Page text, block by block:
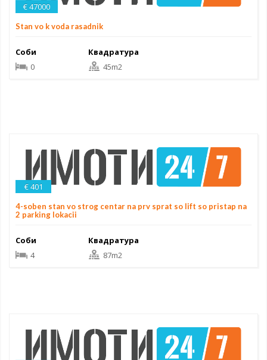
€ 47000
Stan vo k voda rasadnik
Соби
0
Квадратура
45m2
€ 401
4-soben stan vo strog centar na prv sprat so lift so pristap na
2 parking lokacii
Соби
4
Квадратура
87m2